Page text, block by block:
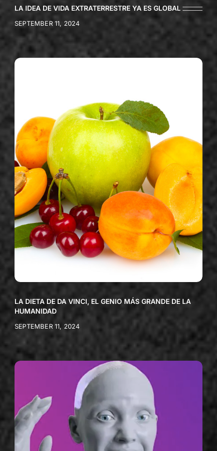
LA IDEA DE VIDA EXTRATERRESTRE YA ES GLOBAL
SEPTEMBER 11, 2024
LA DIETA DE DA VINCI, EL GENIO MÁS GRANDE DE LA
HUMANIDAD
SEPTEMBER 11, 2024